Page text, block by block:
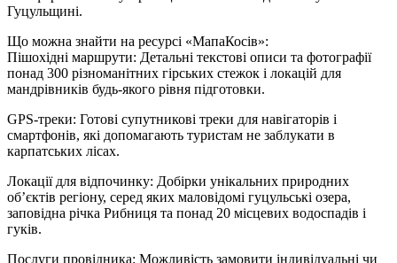
Гуцульщині.
Що можна знайти на ресурсі «МапаКосів»:
Пішохідні маршрути: Детальні текстові описи та фотографії
понад 300 різноманітних гірських стежок і локацій для
мандрівників будь-якого рівня підготовки.
GPS-треки: Готові супутникові треки для навігаторів і
смартфонів, які допомагають туристам не заблукати в
карпатських лісах.
Локації для відпочинку: Добірки унікальних природних
об’єктів регіону, серед яких маловідомі гуцульські озера,
заповідна річка Рибниця та понад 20 місцевих водоспадів і
гуків.
Послуги провідника: Можливість замовити індивідуальні чи